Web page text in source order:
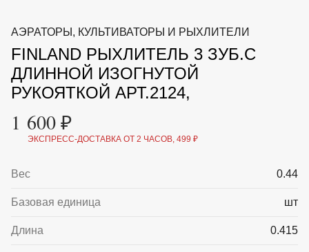
МАЛАЯ МЕХАНИЗАЦИЯ
ОТПУГИВАТЕЛИ ОТ ПТИЦ, НАСЕКОМЫХ И
ГРЫЗУНОВ
САДОВАЯ ОДЕЖДА И ОБУВЬ
САДОВЫЙ ИНСТРУМЕНТ
СЕМЕНА
ТОВАРЫ ДЛЯ БАНЬ И САУН
ТОВАРЫ ДЛЯ ПОЛИВА
Sale Новинки
УХОД
+7 (495) 197 87
87
АЭРАТОРЫ, КУЛЬТИВАТОРЫ И РЫХЛИТЕЛИ
FINLAND РЫХЛИТЕЛЬ 3 ЗУБ.С
ДЛИННОЙ ИЗОГНУТОЙ
РУКОЯТКОЙ АРТ.2124,
1 600 ₽
ЭКСПРЕСС-ДОСТАВКА ОТ 2 ЧАСОВ, 499 ₽
Вес 0.44
Базовая единица шт
Длина 0.415